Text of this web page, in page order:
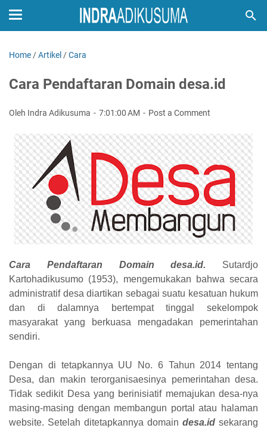
Home /Artikel /Cara
Cara Pendaftaran Domain desa.id
Oleh Indra Adikusuma 7:01:00 AM Post a Comment
Cara Pendaftaran Domain desa.id. Sutardjo
Kartohadikusumo (1953), mengemukakan bahwa secara
administratif desa diartikan sebagai suatu kesatuan hukum
dan di dalamnya bertempat tinggal sekelompok
masyarakat yang berkuasa mengadakan pemerintahan
sendiri.
Dengan di tetapkannya UU No. 6 Tahun 2014 tentang
Desa, dan makin terorganisaesinya pemerintahan desa.
Tidak sedikit Desa yang berinisiatif memajukan desa-nya
masing-masing dengan membangun portal atau halaman
website. Setelah ditetapkannya domain desa.id sekarang